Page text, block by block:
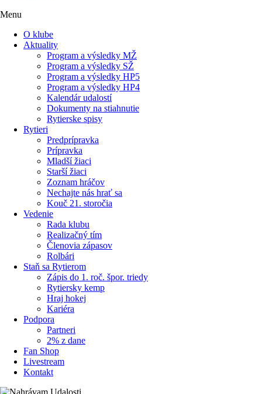
Menu
O klube
Aktuality
Program a výsledky MŽ
Program a výsledky SŽ
Program a výsledky HP5
Program a výsledky HP4
Kalendár udalostí
Dokumenty na stiahnutie
Rytierske spisy
Rytieri
Predprípravka
Prípravka
Mladší žiaci
Starší žiaci
Zoznam hráčov
Nechajte nás hrať sa
Kouč 21. storočia
Vedenie
Rada klubu
Realizačný tím
Členovia zápasov
Rolbári
Staň sa Rytierom
Zápis do 1. roč. špor. triedy
Rytiersky kemp
Hraj hokej
Kariéra
Podpora
Partneri
2% z dane
Fan Shop
Livestream
Kontakt